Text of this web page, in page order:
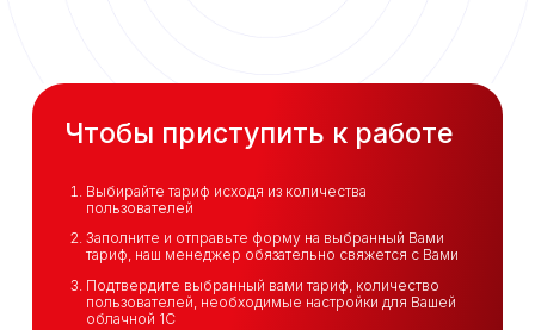
Чтобы приступить к работе
Выбирайте тариф исходя из количества
пользователей
Заполните и отправьте форму на выбранный Вами
тариф, наш менеджер обязательно свяжется с Вами
Подтвердите выбранный вами тариф, количество
пользователей, необходимые настройки для Вашей
облачной 1С